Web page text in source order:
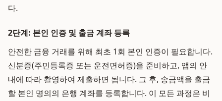
다.
2단계: 본인 인증 및 출금 계좌 등록
안전한 금융 거래를 위해 최초 1회 본인 인증이 필요합니다.
신분증(주민등록증 또는 운전면허증)을 준비하고, 앱의 안
내에 따라 촬영하여 제출하면 됩니다. 그 후, 송금액을 출금
할 본인 명의의 은행 계좌를 등록합니다. 이 모든 과정은 비